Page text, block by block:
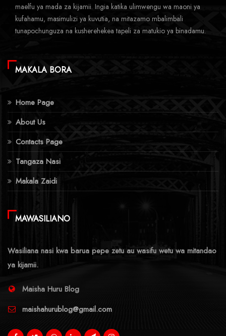
maelfu ya mada za kijamii. Ingia katika ulimwengu wa maoni ya
kufahamu, masimulizi ya kuvutia, na mitazamo mbalimbali
tunapochunguza na kusherehekea tapeli za matukio ya binadamu.
MAKALA BORA
Home Page
About Us
Contacts Page
Tangaza Nasi
Makala Zaidi
MAWASILIANO
Wasiliana nasi kwa barua pepe zetu au wasifu wetu wa mitandao
ya kijamii.
Maisha Huru Blog
maishahurublog@gmail.com